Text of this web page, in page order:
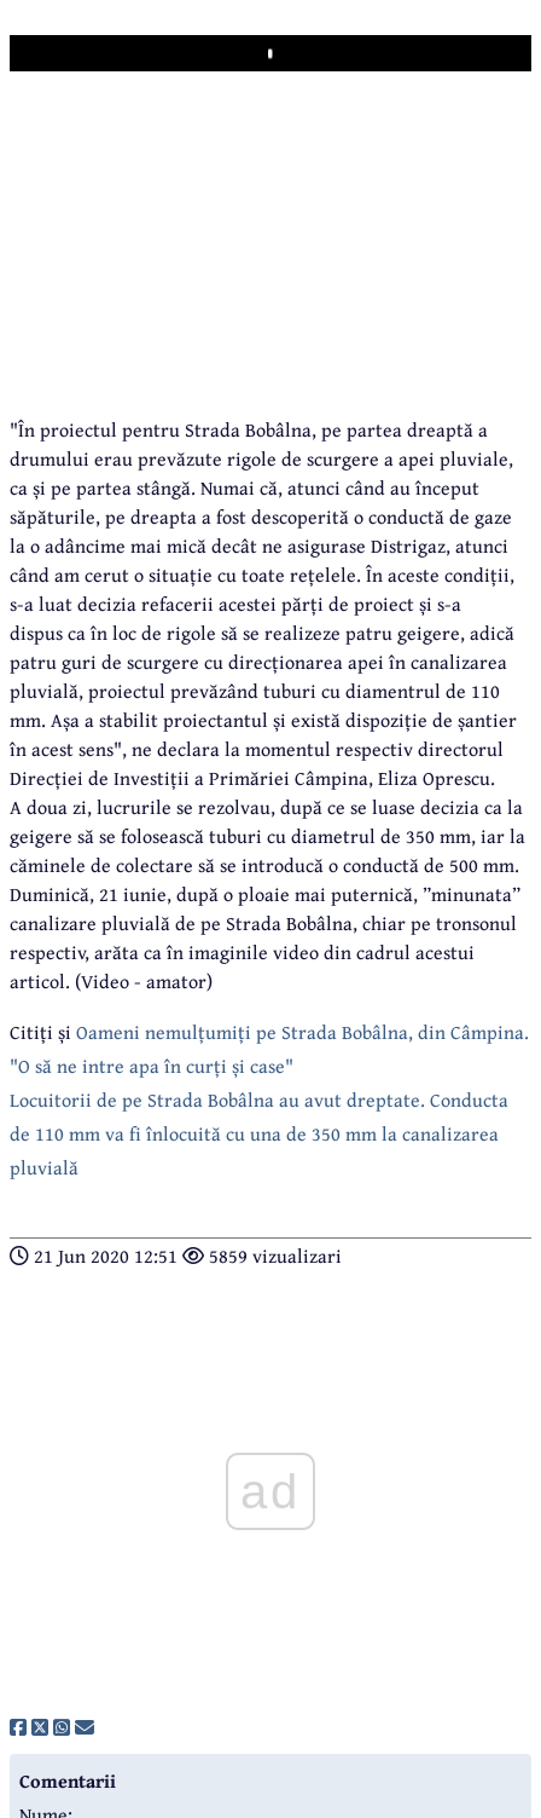
Play
"În proiectul pentru Strada Bobâlna, pe partea dreaptă a
drumului erau prevăzute rigole de scurgere a apei pluviale,
ca și pe partea stângă. Numai că, atunci când au început
săpăturile, pe dreapta a fost descoperită o conductă de gaze
la o adâncime mai mică decât ne asigurase Distrigaz, atunci
când am cerut o situație cu toate rețelele. În aceste condiții,
s-a luat decizia refacerii acestei părți de proiect și s-a
dispus ca în loc de rigole să se realizeze patru geigere, adică
patru guri de scurgere cu direcționarea apei în canalizarea
pluvială, proiectul prevăzând tuburi cu diamentrul de 110
mm. Așa a stabilit proiectantul și există dispoziție de șantier
în acest sens", ne declara la momentul respectiv directorul
Direcției de Investiții a Primăriei Câmpina, Eliza Oprescu.
A doua zi, lucrurile se rezolvau, după ce se luase decizia ca la
geigere să se folosească tuburi cu diametrul de 350 mm, iar la
căminele de colectare să se introducă o conductă de 500 mm.
Duminică, 21 iunie, după o ploaie mai puternică, ”minunata”
canalizare pluvială de pe Strada Bobâlna, chiar pe tronsonul
respectiv, arăta ca în imaginile video din cadrul acestui
articol. (Video - amator)
Citiți și Oameni nemulțumiți pe Strada Bobâlna, din Câmpina.
"O să ne intre apa în curți și case"
Locuitorii de pe Strada Bobâlna au avut dreptate. Conducta
de 110 mm va fi înlocuită cu una de 350 mm la canalizarea
pluvială
21 Jun 2020 12:51 5859 vizualizari
ad
Comentarii